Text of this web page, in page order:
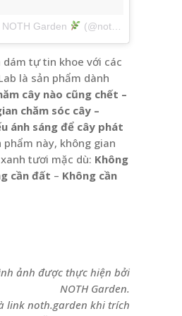
Garden (@noth.garden)
dám tự tin khoe với các
là sản phẩm dành
cây nào cũng chết –
chăm sóc cây –
ánh sáng để cây phát
phẩm này, không gian
tươi mặc dù: Không
cần đất – Không cần
ảnh được thực hiện bởi
NOTH Garden.
link noth.garden khi trích